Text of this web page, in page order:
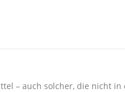
– auch solcher, die nicht